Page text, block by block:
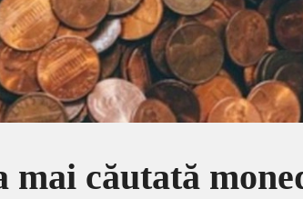
mai căutată